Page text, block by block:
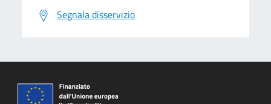
Segnala disservizio